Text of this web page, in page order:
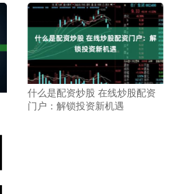
什么是配资炒股 在线炒股配资
门户：解锁投资新机遇